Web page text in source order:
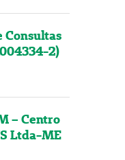
2)
– Centro
Ltda-ME